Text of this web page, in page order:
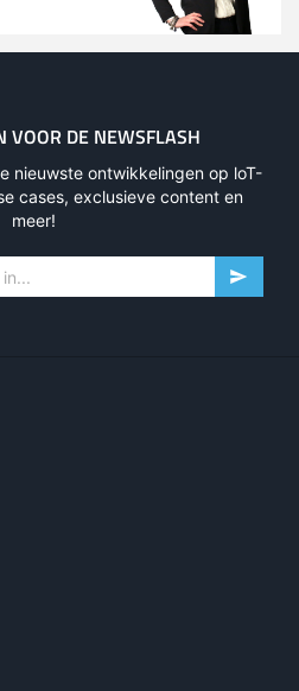
VOOR DE NEWSFLASH
nieuwste ontwikkelingen op loT-
cases, exclusieve content en
meer!